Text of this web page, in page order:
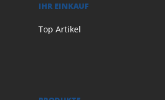
IHR EINKAUF
Top Artikel